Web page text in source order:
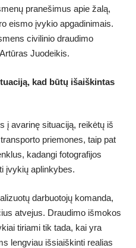
pranešimus apie žalą,
eismo įvykio apgadinimais.
civilinio draudimo
Juodeikis.
kad būtų išaiškintas
į avarinę situaciją, reikėtų iš
priemones, taip pat
kadangi fotografijos
įvykių aplinkybes.
darbuotojų komanda,
atvejus. Draudimo išmokos
tiriami tik tada, kai yra
lengviau išsiaiškinti realias